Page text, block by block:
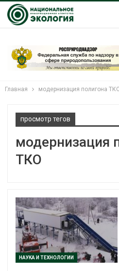
Главная модернизация полигона
просмотр тегов
модернизация
ТКО
НАУКА И ТЕХНОЛОГИИ